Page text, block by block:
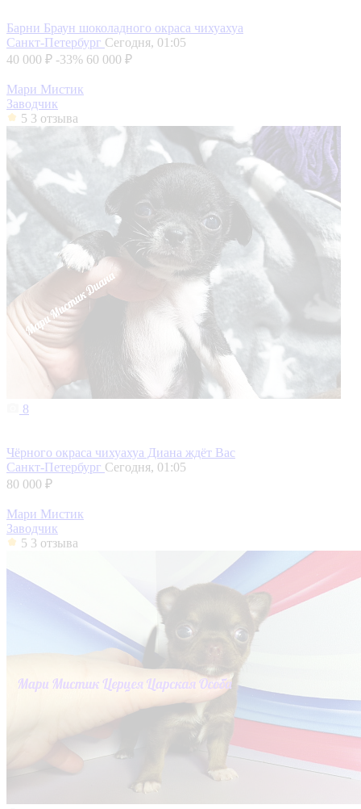
Барни Браун шоколадного окраса чихуахуа
Санкт-Петербург Сегодня, 01:05
40 000 ₽ -33% 60 000 ₽
Мари Мистик
Заводчик
5 3 отзыва
8
Чёрного окраса чихуахуа Диана ждёт Вас
Санкт-Петербург Сегодня, 01:05
80 000 ₽
Мари Мистик
Заводчик
5 3 отзыва